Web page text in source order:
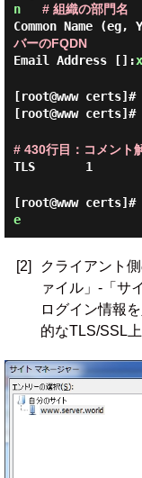
n
# 組織の部門名
Common Name (eg,
バーのFQDN
Email Address []:
[root@www certs]#
[root@www certs]#
# 430行目：コメント
TLS 1
[root@www certs]#
e
[2]
クライアント
ァイル」-「サ
ログイン情報
的なTLS/SSL